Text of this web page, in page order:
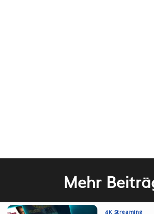
Mehr
4K Streaming